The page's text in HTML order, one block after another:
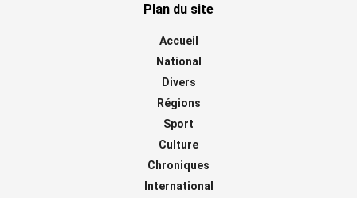
Plan du site
Accueil
National
Divers
Régions
Sport
Culture
Chroniques
International